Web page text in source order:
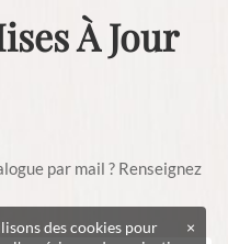
À Jour
par mail ? Renseignez
×
des cookies pour